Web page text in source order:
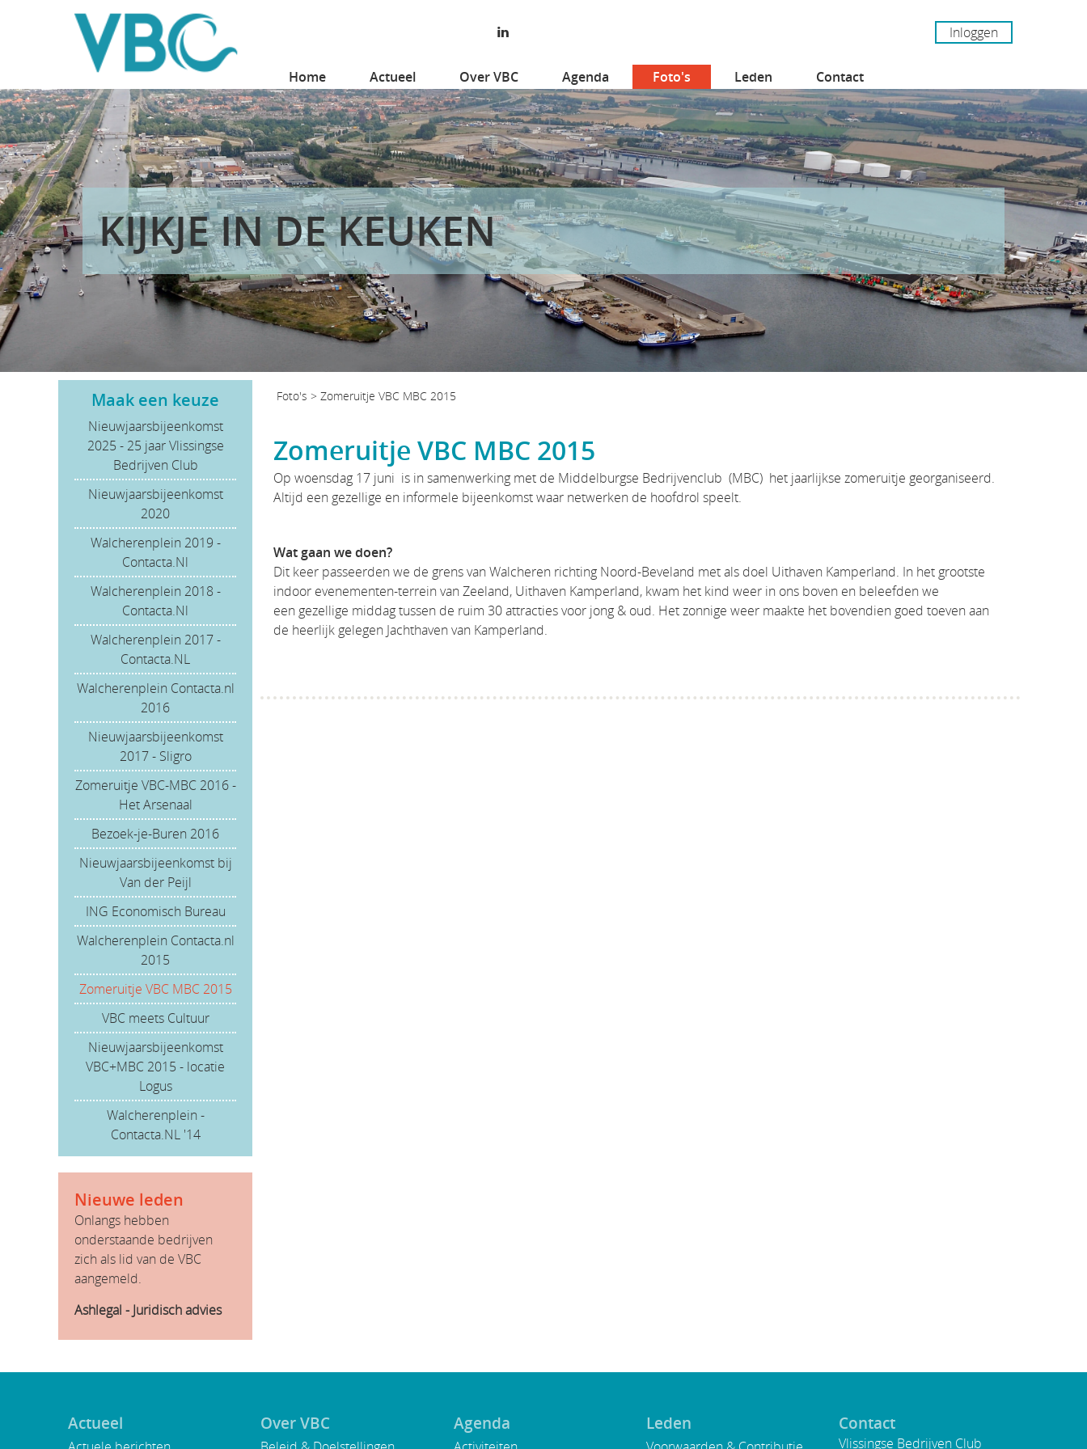
Inloggen
Home Actueel Over VBC Agenda Foto's Leden Contact
KIJKJE IN DE KEUKEN
Maak een keuze
Nieuwjaarsbijeenkomst
2025 - 25 jaar Vlissingse
Bedrijven Club
Nieuwjaarsbijeenkomst
2020
Walcherenplein 2019 -
Contacta.Nl
Walcherenplein 2018 -
Contacta.Nl
Walcherenplein 2017 -
Contacta.NL
Walcherenplein Contacta.nl
2016
Nieuwjaarsbijeenkomst
2017 - Sligro
Zomeruitje VBC-MBC 2016 -
Het Arsenaal
Bezoek-je-Buren 2016
Nieuwjaarsbijeenkomst bij
Van der Peijl
ING Economisch Bureau
Walcherenplein Contacta.nl
2015
Zomeruitje VBC MBC 2015
VBC meets Cultuur
Nieuwjaarsbijeenkomst
VBC+MBC 2015 - locatie
Logus
Walcherenplein -
Contacta.NL '14
Nieuwe leden
Onlangs hebben
onderstaande bedrijven
zich als lid van de VBC
aangemeld.
Ashlegal - Juridisch advies
Foto's > Zomeruitje VBC MBC 2015
Zomeruitje VBC MBC 2015
Op woensdag 17 juni is in samenwerking met de Middelburgse Bedrijvenclub (MBC) het jaarlijkse zomeruitje georganiseerd.
Altijd een gezellige en informele bijeenkomst waar netwerken de hoofdrol speelt.
Wat gaan we doen?
Dit keer passeerden we de grens van Walcheren richting Noord-Beveland met als doel Uithaven Kamperland. In het grootste
indoor evenementen-terrein van Zeeland, Uithaven Kamperland, kwam het kind weer in ons boven en beleefden we
een gezellige middag tussen de ruim 30 attracties voor jong & oud. Het zonnige weer maakte het bovendien goed toeven aan
de heerlijk gelegen Jachthaven van Kamperland.
Actueel Over VBC Agenda Leden Contact
Vlissingse Bedrijven Club